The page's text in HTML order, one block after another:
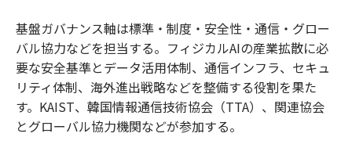
基盤ガバナンス軸は標準・制度・安全性・通信・グロー
バル協力などを担当する。フィジカルAIの産業拡散に必
要な安全基準とデータ活用体制、通信インフラ、セキュ
リティ体制、海外進出戦略などを整備する役割を果た
す。KAIST、韓国情報通信技術協会（TTA）、関連協会
とグローバル協力機関などが参加する。